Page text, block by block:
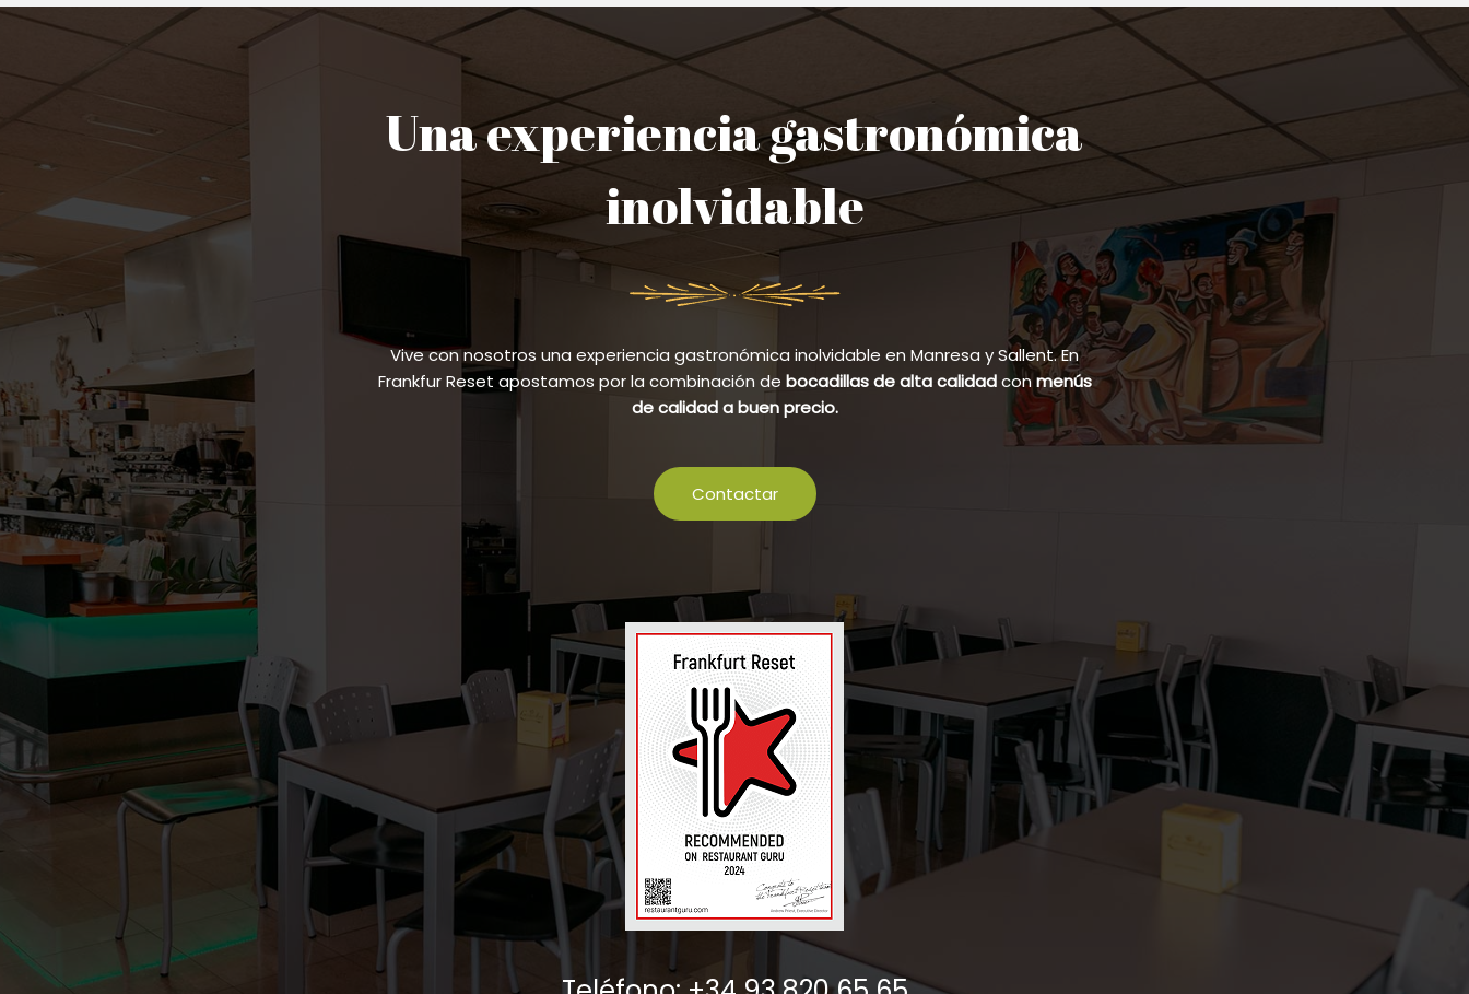
Una experiencia gastronómica
inolvidable
Vive con nosotros una experiencia gastronómica inolvidable en Manresa y Sallent. En
Frankfur Reset apostamos por la combinación de bocadillas de alta calidadconmenús
de calidad a buen precio.
Contactar